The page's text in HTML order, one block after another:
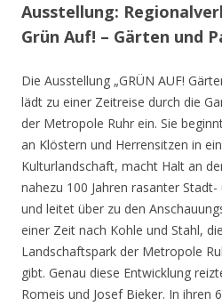
Ausstellung:
Grün Auf! – Gärten und
Die Ausstellung „GRÜN AUF!
lädt zu einer Zeitreise durch die
der Metropole Ruhr ein. Sie
an Klöstern und Herrensitzen in
Kulturlandschaft, macht Halt an
nahezu 100 Jahren rasanter
und leitet über zu den
einer Zeit nach Kohle und Stahl,
Landschaftspark der Metropole
gibt. Genau diese Entwicklung
Romeis und Josef Bieker. In ihren